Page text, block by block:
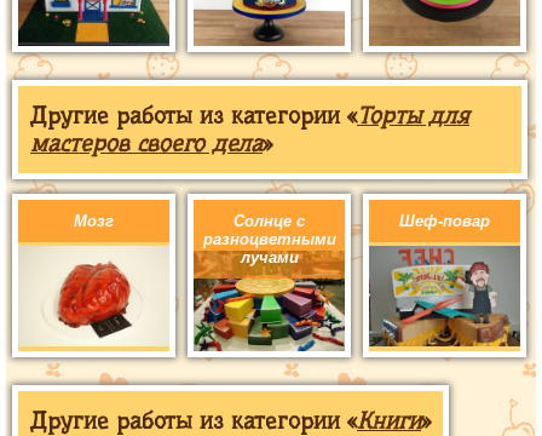
Другие работы из категории «Торты для
мастеров своего дела»
Мозг
Солнце с
разноцветными
лучами
Шеф-повар
Другие работы из категории «Книги»